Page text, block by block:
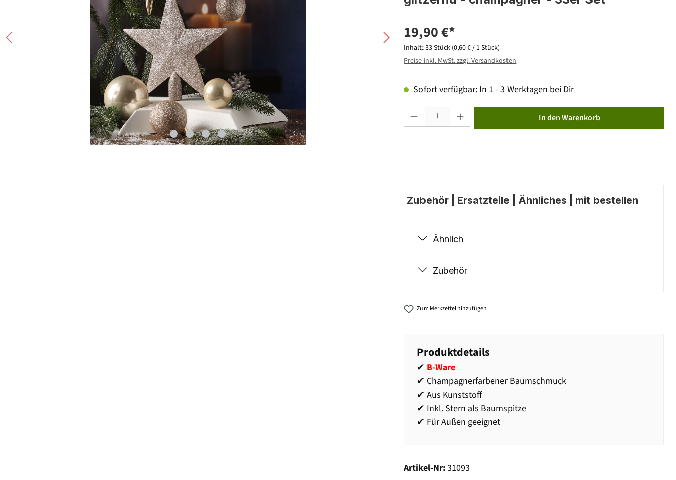
19,90 €*
Inhalt:33 Stück (0,60 € / 1 Stück)
Preise inkl. MwSt. zzgl. Versandkosten
Sofort verfügbar: In 1 - 3 Werktagen bei Dir
In den Warenkorb
Zubehör | Ersatzteile | Ähnliches | mit bestellen
Ähnlich
Zubehör
Zum Merkzettel hinzufügen
Produktdetails
✔ B-Ware
✔ Champagnerfarbener Baumschmuck
✔ Aus Kunststoff
✔ Inkl. Stern als Baumspitze
✔ Für Außen geeignet
Artikel-Nr:31093